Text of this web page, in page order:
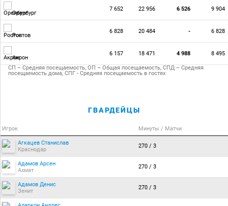
Оренбург
7 652 22 956 6 526 9 904
Ростов
6 828 20 484 - 6 828
Акрон
6 157 18 471 4 988 8 495
СП – Средняя посещаемость, ОП – Общая посещаемость, СПД – Средняя
посещаемость дома, СПГ - Средняя посещаемость в гостях
ГВАРДЕЙЦЫ
Игрок Минуты / Матчи
Агкацев Станислав
Краснодар
270 / 3
Адамов Арсен
Ахмат
270 / 3
Адамов Денис
Зенит
270 / 3